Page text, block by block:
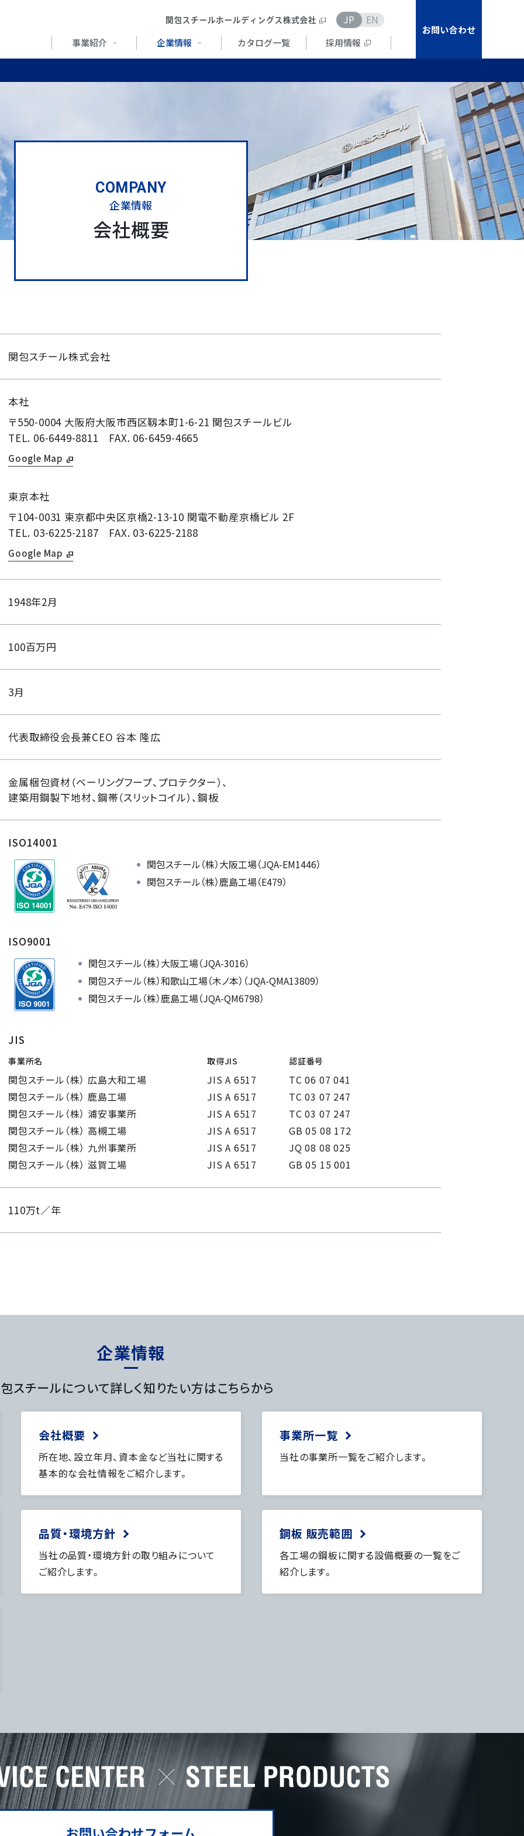
事業紹介 企業情報 カタログ一覧 採用情報
JP EN
お問い合わせ
COMPANY
企業情報
会社概要
関包スチール株式会社
本社
〒550-0004 大阪府大阪市西区靱本町1-6-21 関包スチールビル
TEL. 06-6449-8811 FAX. 06-6459-4665
Google Map
東京本社
〒104-0031 東京都中央区京橋2-13-10 関電不動産京橋ビル 2F
TEL. 03-6225-2187 FAX. 03-6225-2188
Google Map
1948年2月
100百万円
3月
代表取締役会長兼CEO 谷本 隆広
金属梱包資材（ベーリングフープ、プロテクター）、
建築用鋼製下地材、鋼帯（スリットコイル）、鋼板
ISO14001
関包スチール（株）大阪工場（JQA-EM1446）
関包スチール（株）鹿島工場（E479）
ISO9001
関包スチール（株）大阪工場（JQA-3016）
関包スチール（株）和歌山工場（木ノ本） （JQA-QMA13809）
関包スチール（株）鹿島工場（JQA-QM6798）
JIS
事業所名 取得JIS 認証番号
関包スチール（株） 広島大和工場 JIS A 6517
TC 06 07 041
関包スチール（株） 鹿島工場
JIS A 6517
TC 03 07 247
関包スチール（株） 浦安事業所
JIS A 6517
TC 03 07 247
関包スチール（株） 高槻工場
JIS A 6517
GB 05 08 172
関包スチール（株） 九州事業所
JIS A 6517
JQ 08 08 025
関包スチール（株） 滋賀工場
JIS A 6517 GB 05 15 001
110万t／年
企業情報
スチールについて詳しく知りたい方はこちらから
会社概要
所在地、設立年月、資本金など当社に関する
基本的な会社情報をご紹介します。
事業所一覧
当社の事業所一覧をご紹介します。
品質・環境方針
当社の品質・環境方針の取り組みについて
ご紹介します。
鋼板 販売範囲
各工場の鋼板に関する設備概要の一覧をご
紹介します。